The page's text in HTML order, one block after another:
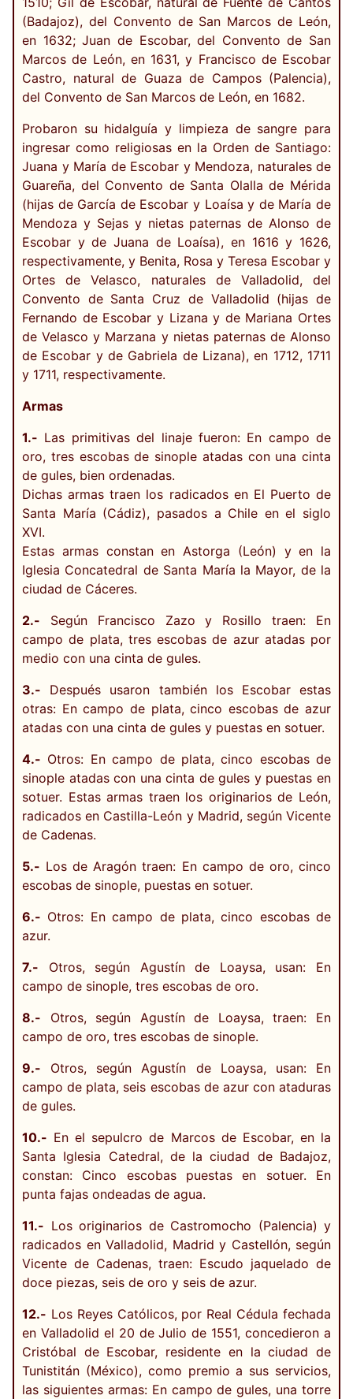
(Badajoz), del Convento de San Marcos de León,
en 1632; Juan de Escobar, del Convento de San
Marcos de León, en 1631, y Francisco de Escobar
Castro, natural de Guaza de Campos (Palencia),
del Convento de San Marcos de León, en 1682.
Probaron su hidalguía y limpieza de sangre para
ingresar como religiosas en la Orden de Santiago:
Juana y María de Escobar y Mendoza, naturales de
Guareña, del Convento de Santa Olalla de Mérida
(hijas de García de Escobar y Loaísa y de María de
Mendoza y Sejas y nietas paternas de Alonso de
Escobar y de Juana de Loaísa), en 1616 y 1626,
respectivamente, y Benita, Rosa y Teresa Escobar y
Ortes de Velasco, naturales de Valladolid, del
Convento de Santa Cruz de Valladolid (hijas de
Fernando de Escobar y Lizana y de Mariana Ortes
de Velasco y Marzana y nietas paternas de Alonso
de Escobar y de Gabriela de Lizana), en 1712, 1711
y 1711, respectivamente.
Armas
1.- Las primitivas del linaje fueron: En campo de
oro, tres escobas de sinople atadas con una cinta
de gules, bien ordenadas.
Dichas armas traen los radicados en El Puerto de
Santa María (Cádiz), pasados a Chile en el siglo
XVI.
Estas armas constan en Astorga (León) y en la
Iglesia Concatedral de Santa María la Mayor, de la
ciudad de Cáceres.
2.- Según Francisco Zazo y Rosillo traen: En
campo de plata, tres escobas de azur atadas por
medio con una cinta de gules.
3.- Después usaron también los Escobar estas
otras: En campo de plata, cinco escobas de azur
atadas con una cinta de gules y puestas en sotuer.
4.- Otros: En campo de plata, cinco escobas de
sinople atadas con una cinta de gules y puestas en
sotuer. Estas armas traen los originarios de León,
radicados en Castilla-León y Madrid, según Vicente
de Cadenas.
5.- Los de Aragón traen: En campo de oro, cinco
escobas de sinople, puestas en sotuer.
6.- Otros: En campo de plata, cinco escobas de
azur.
7.- Otros, según Agustín de Loaysa, usan: En
campo de sinople, tres escobas de oro.
8.- Otros, según Agustín de Loaysa, traen: En
campo de oro, tres escobas de sinople.
9.- Otros, según Agustín de Loaysa, usan: En
campo de plata, seis escobas de azur con ataduras
de gules.
10.- En el sepulcro de Marcos de Escobar, en la
Santa Iglesia Catedral, de la ciudad de Badajoz,
constan: Cinco escobas puestas en sotuer. En
punta fajas ondeadas de agua.
11.- Los originarios de Castromocho (Palencia) y
radicados en Valladolid, Madrid y Castellón, según
Vicente de Cadenas, traen: Escudo jaquelado de
doce piezas, seis de oro y seis de azur.
12.- Los Reyes Católicos, por Real Cédula fechada
en Valladolid el 20 de Julio de 1551, concedieron a
Cristóbal de Escobar, residente en la ciudad de
Tunistitán (México), como premio a sus servicios,
las siguientes armas: En campo de gules, una torre